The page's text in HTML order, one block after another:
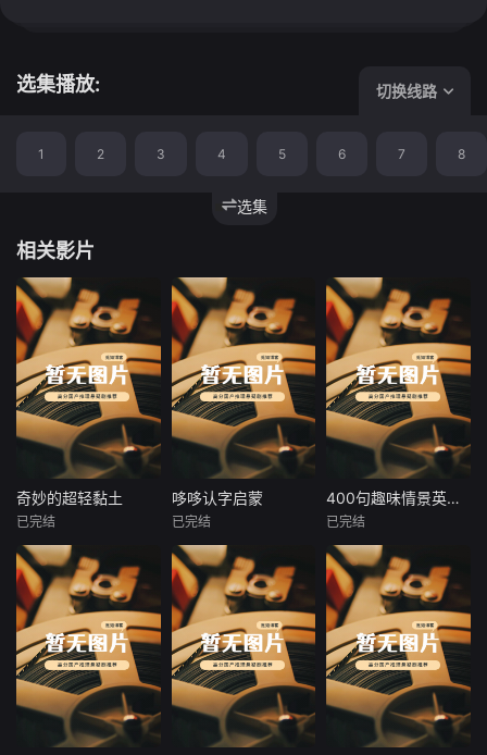
选集播放: 切换线路
选集
1 2 3 4 5 6 7 8
相关影片
奇妙的超轻黏土
软软糯糯的超轻黏
土，藏着小朋友无
限的小幻想！《奇
妙的超轻黏土》创
意手工课，把海
洋、太空、童话、
名画、美食、小动
物全部捏进掌心。
从可爱毛毛虫到浪
奇妙的超轻黏土
已完结
哆哆认字启蒙
课程视频内容源于
儿童生活经验，打
破了儿童汉字启蒙
的心理戒备。随着
儿童生活经验的积
累和年龄的增长，
不断扩大认字量，
不断提升随文阅读
的深度，努力与儿
哆哆认字启蒙
已完结
400句趣味情景英语对话
专为英语学习者打
造的课程，课程以
精彩视频的形式呈
现，生动且实用。
包含400句贴近生
活的英语情景对
话，覆盖购物、社
交、旅游等多元场
景，让学习者置身
400句趣味情景英语对话
已完结